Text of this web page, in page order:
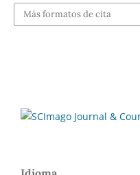
Más formatos de cita